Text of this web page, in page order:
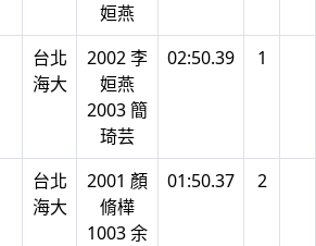
姮燕
台北
海大
2002 李
姮燕
2003 簡
琦芸
02:50.39 1
台北
海大
2001 顏
脩樺
1003 余
01:50.37 2